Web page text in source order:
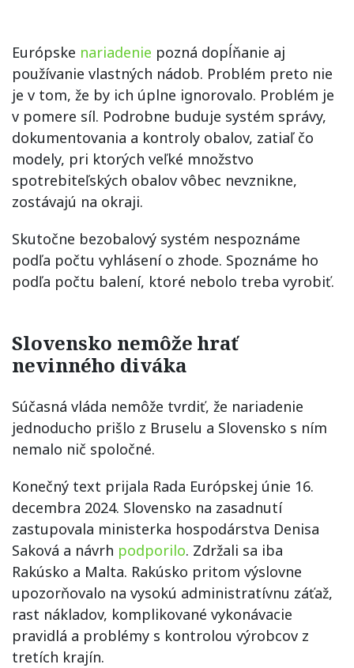
Európske nariadenie pozná dopĺňanie aj
používanie vlastných nádob. Problém preto nie
je v tom, že by ich úplne ignorovalo. Problém je
v pomere síl. Podrobne buduje systém správy,
dokumentovania a kontroly obalov, zatiaľ čo
modely, pri ktorých veľké množstvo
spotrebiteľských obalov vôbec nevznikne,
zostávajú na okraji.
Skutočne bezobalový systém nespoznáme
podľa počtu vyhlásení o zhode. Spoznáme ho
podľa počtu balení, ktoré nebolo treba vyrobiť.
Slovensko nemôže hrať
nevinného diváka
Súčasná vláda nemôže tvrdiť, že nariadenie
jednoducho prišlo z Bruselu a Slovensko s ním
nemalo nič spoločné.
Konečný text prijala Rada Európskej únie 16.
decembra 2024. Slovensko na zasadnutí
zastupovala ministerka hospodárstva Denisa
Saková a návrh podporilo. Zdržali sa iba
Rakúsko a Malta. Rakúsko pritom výslovne
upozorňovalo na vysokú administratívnu záťaž,
rast nákladov, komplikované vykonávacie
pravidlá a problémy s kontrolou výrobcov z
tretích krajín.